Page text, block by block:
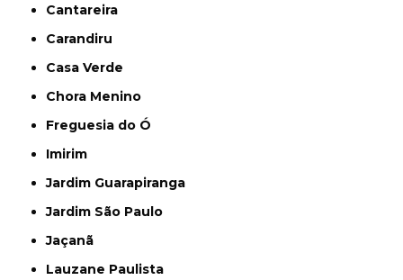
Cantareira
Carandiru
Casa Verde
Chora Menino
Freguesia do Ó
Imirim
Jardim Guarapiranga
Jardim São Paulo
Jaçanã
Lauzane Paulista